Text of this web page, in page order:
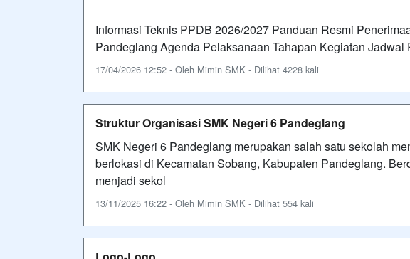
Informasi Teknis PPDB 2026/2027 Panduan Resmi
Pandeglang Agenda Pelaksanaan Tahapan Kegiatan
17/04/2026 12:52 - Oleh Mimin SMK - Dilihat 4228 kali
Struktur Organisasi SMK Negeri 6 Pandeglang
SMK Negeri 6 Pandeglang merupakan salah satu sekolah
berlokasi di Kecamatan Sobang, Kabupaten Pandeglang.
menjadi sekol
13/11/2025 16:22 - Oleh Mimin SMK - Dilihat 554 kali